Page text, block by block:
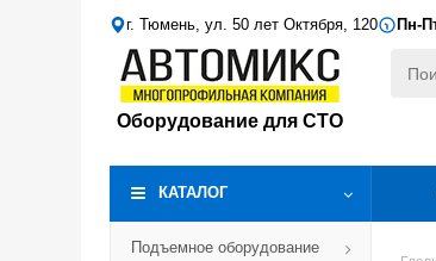
г. Тюмень, ул. 50 лет Октября, 120 Пн-
Оборудование для СТО
КАТАЛОГ
Подъемное оборудование